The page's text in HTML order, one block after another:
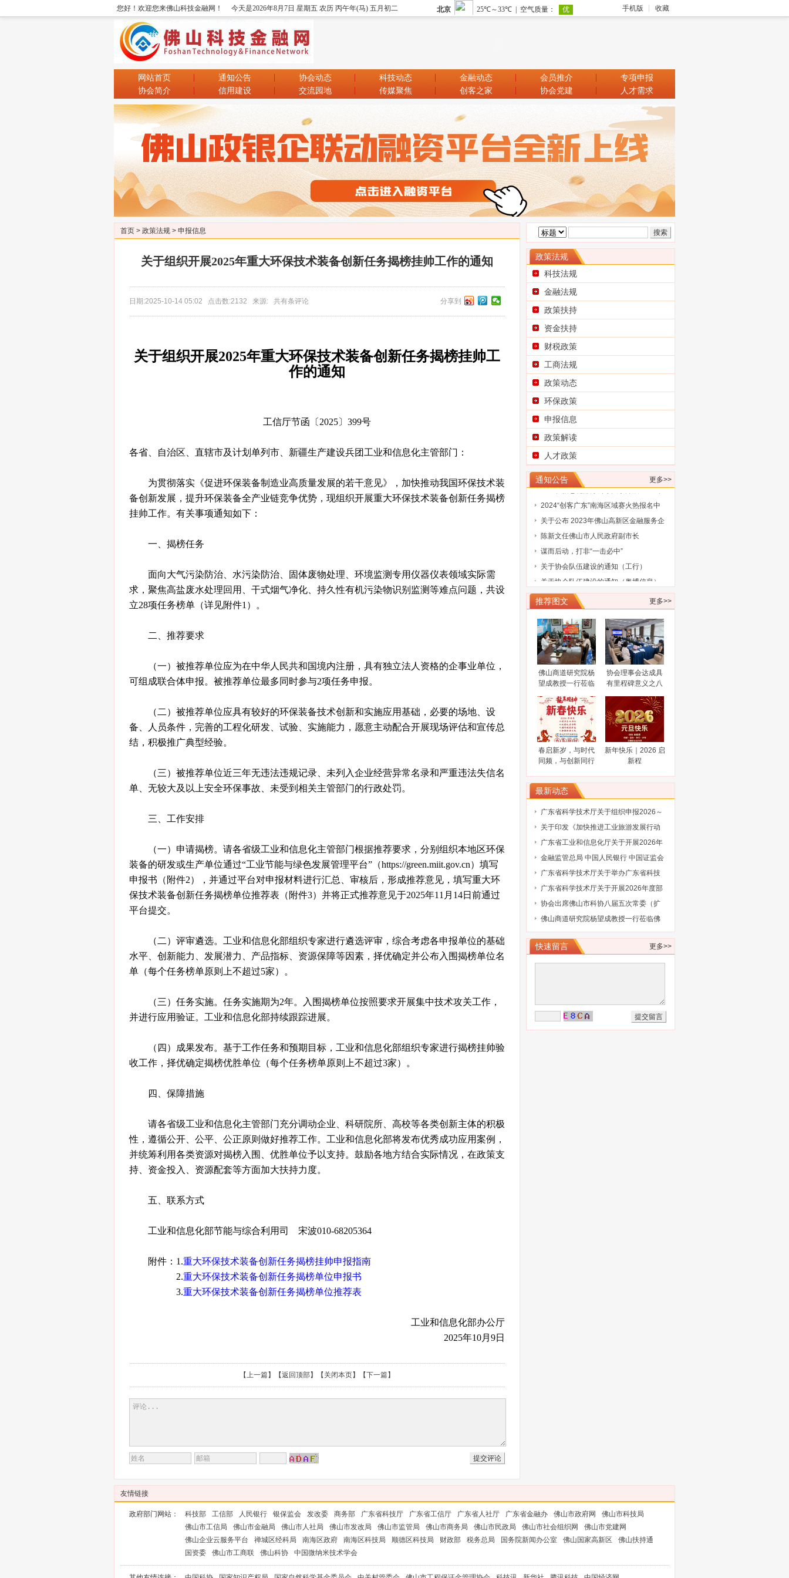
收藏
手机版
您好！欢迎您来佛山科技金融网！ 今天是2026年8月7日 星期五 农历 丙午年(马) 五月初二
网站首页 通知公告 协会动态 科技动态 金融动态 会员推介
专项申报
协会简介
信用建设 交流园地 传媒聚焦 创客之家 协会党建 人才需求
首页 > 政策法规 > 申报信息
关于组织开展2025年重大环保技术装备创新任务揭榜挂帅工作的通知
日期:2025-10-14 05:02 点击数:2132 来源: 共有条评论 分享到
关于组织开展2025年重大环保技术装备创新任务揭榜挂帅工
作的通知
工信厅节函〔2025〕399号
各省、自治区、直辖市及计划单列市、新疆生产建设兵团工业和信息化主管部门：
为贯彻落实《促进环保装备制造业高质量发展的若干意见》，加快推动我国环保技术装
备创新发展，提升环保装备全产业链竞争优势，现组织开展重大环保技术装备创新任务揭榜
挂帅工作。有关事项通知如下：
一、揭榜任务
面向大气污染防治、水污染防治、固体废物处理、环境监测专用仪器仪表领域实际需
求，聚焦高盐废水处理回用、干式烟气净化、持久性有机污染物识别监测等难点问题，共设
立28项任务榜单（详见附件1）。
二、推荐要求
（一）被推荐单位应为在中华人民共和国境内注册，具有独立法人资格的企事业单位，
可组成联合体申报。被推荐单位最多同时参与2项任务申报。
（二）被推荐单位应具有较好的环保装备技术创新和实施应用基础，必要的场地、设
备、人员条件，完善的工程化研发、试验、实施能力，愿意主动配合开展现场评估和宣传总
结，积极推广典型经验。
（三）被推荐单位近三年无违法违规记录、未列入企业经营异常名录和严重违法失信名
单、无较大及以上安全环保事故、未受到相关主管部门的行政处罚。
三、工作安排
（一）申请揭榜。请各省级工业和信息化主管部门根据推荐要求，分别组织本地区环保
装备的研发或生产单位通过“工业节能与绿色发展管理平台”（https://green.miit.gov.cn）填写
申报书（附件2），并通过平台对申报材料进行汇总、审核后，形成推荐意见，填写重大环
保技术装备创新任务揭榜单位推荐表（附件3）并将正式推荐意见于2025年11月14日前通过
平台提交。
（二）评审遴选。工业和信息化部组织专家进行遴选评审，综合考虑各申报单位的基础
水平、创新能力、发展潜力、产品指标、资源保障等因素，择优确定并公布入围揭榜单位名
单（每个任务榜单原则上不超过5家）。
（三）任务实施。任务实施期为2年。入围揭榜单位按照要求开展集中技术攻关工作，
并进行应用验证。工业和信息化部持续跟踪进展。
（四）成果发布。基于工作任务和预期目标，工业和信息化部组织专家进行揭榜挂帅验
收工作，择优确定揭榜优胜单位（每个任务榜单原则上不超过3家）。
四、保障措施
请各省级工业和信息化主管部门充分调动企业、科研院所、高校等各类创新主体的积极
性，遵循公开、公平、公正原则做好推荐工作。工业和信息化部将发布优秀成功应用案例，
并统筹利用各类资源对揭榜入围、优胜单位予以支持。鼓励各地方结合实际情况，在政策支
持、资金投入、资源配套等方面加大扶持力度。
五、联系方式
工业和信息化部节能与综合利用司 宋波010-68205364
附件：1.重大环保技术装备创新任务揭榜挂帅申报指南
2.重大环保技术装备创新任务揭榜单位申报书
3.重大环保技术装备创新任务揭榜单位推荐表
工业和信息化部办公厅
2025年10月9日
【上一篇】【返回顶部】【 关闭本页】【下一篇】
政策法规
科技法规
金融法规
政策扶持
资金扶持
财税政策
工商法规
政策动态
环保政策
申报信息
政策解读
人才政策
更多>>
通知公告
广东省科学技术厅关于征集2025浦江创
新论坛—全球技术转移大会参展项目
广东省科学技术厅关于组织参加2025中
国国际大数据产业博览会的通知
广东省工业和信息化厅关于广东民营企
业家智库成员（第三批）名单的通告
工业和信息化部办公厅关于开展2024年
广东省科学技术厅关于征集2025浦江创
新论坛—全球技术转移大会参展项目
广东省科学技术厅关于组织参加2025中
国国际大数据产业博览会的通知
广东省工业和信息化厅关于广东民营企
业家智库成员（第三批）名单的通告
工业和信息化部办公厅关于开展2024年
工业废水循环利用典型案例征集工作的
通知
2024“创客广东”南海区域赛火热报名中
关于公布 2023年佛山高新区金融服务企
业大赛评选结果的通知
陈新文任佛山市人民政府副市长
谋而后动，打非“一击必中”
关于协会队伍建设的通知（工行）
关于协会队伍建设的通知（奥博信息）
更多>>
推荐图文
佛山商道研究院杨
望成教授一行莅临
会调研指导
协会理事会达成具
有里程碑意义之八
春启新岁，与时代
同频，与创新同行
新年快乐｜2026 启
新程
最新动态
广东省科学技术厅关于组织申报2026～
2027年度省重点领域研发计划“智能机器
人”专项项目的通知
关于印发《加快推进工业旅游发展行动
计划（2026-2030年）》的通知
广东省工业和信息化厅关于开展2026年
省级企业技术中心（第25批）认定的通
知
金融监管总局 中国人民银行 中国证监会
财政部关于健全金融机构治理的实施意
见
广东省科学技术厅关于举办广东省科技
保险后奖补管理办法及2027年广东省科
技与金融结合专项申报指南政策解读培
训会的通知
广东省科学技术厅关于开展2026年度部
级科技型企业孵化器推荐工作的通知
协会出席佛山市科协八届五次常委（扩
大）会议
佛山商道研究院杨望成教授一行莅临佛
山市科技金融协会调研指导
更多>>
快速留言
友情链接
政府部门网站： 科技部 工信部 人民银行 银保监会 发改委 商务部 广东省科技厅 广东省工信厅 广东省人社厅 广东省金融办 佛山市政府网
佛山市科技局
佛山市工信局
佛山市金融局 佛山市人社局 佛山市发改局 佛山市监管局 佛山市商务局 佛山市民政局 佛山市社会组织网
佛山市党建网
佛山企业云服务平台
禅城区经科局 南海区政府 南海区科技局 顺德区科技局 财政部 税务总局 国务院新闻办公室 佛山国家高新区
佛山扶持通
国资委
佛山市工商联 佛山科协 中国微纳米技术学会